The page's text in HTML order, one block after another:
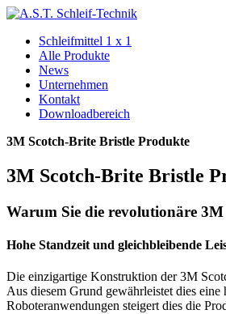
Schleifmittel 1 x 1
Alle Produkte
News
Unternehmen
Kontakt
Downloadbereich
3M Scotch-Brite Bristle Produkte
3M Scotch-Brite Bristle
Warum Sie die revolutionäre
Hohe Standzeit und gleichbleibende
Die einzigartige Konstruktion der 3M
Aus diesem Grund gewährleistet dies
Roboteranwendungen steigert dies die